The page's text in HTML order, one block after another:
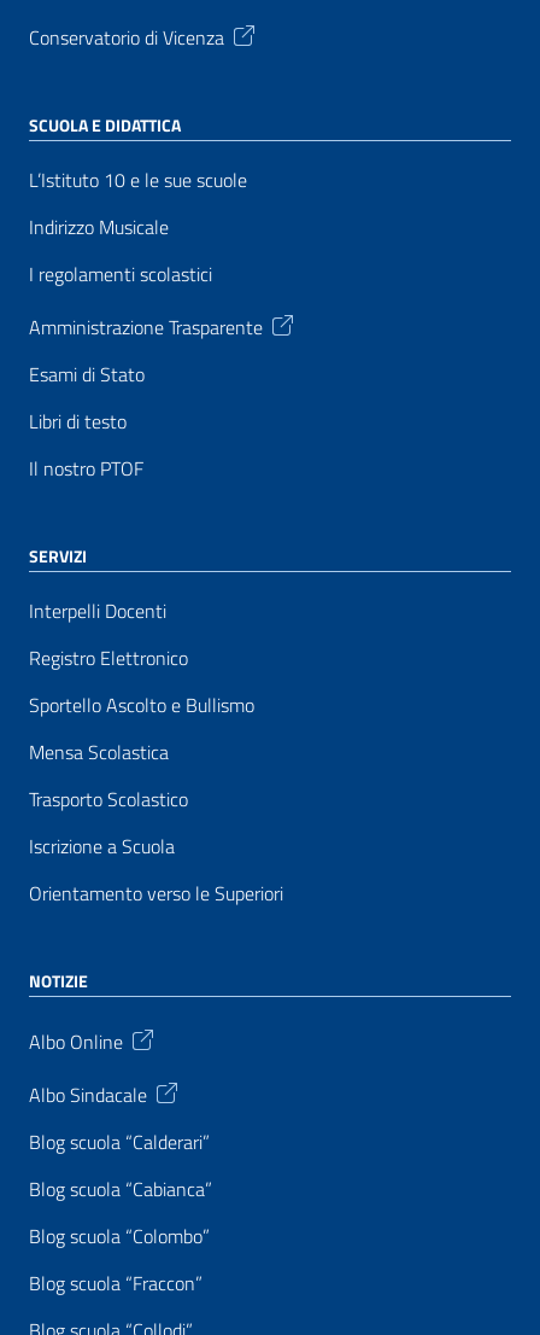
Conservatorio di Vicenza
SCUOLA E DIDATTICA
L’Istituto 10 e le sue scuole
Indirizzo Musicale
I regolamenti scolastici
Amministrazione Trasparente
Esami di Stato
Libri di testo
Il nostro PTOF
SERVIZI
Interpelli Docenti
Registro Elettronico
Sportello Ascolto e Bullismo
Mensa Scolastica
Trasporto Scolastico
Iscrizione a Scuola
Orientamento verso le Superiori
NOTIZIE
Albo Online
Albo Sindacale
Blog scuola “Calderari”
Blog scuola “Cabianca”
Blog scuola “Colombo”
Blog scuola “Fraccon”